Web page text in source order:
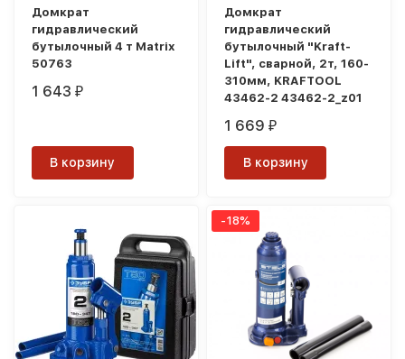
Домкрат
гидравлический
бутылочный 4 т Matrix
50763
1 643₽
В корзину
Домкрат
гидравлический
бутылочный "Kraft-
Lift", сварной, 2т, 160-
310мм, KRAFTOOL
43462-2 43462-2_z01
1 669₽
В корзину
-18%